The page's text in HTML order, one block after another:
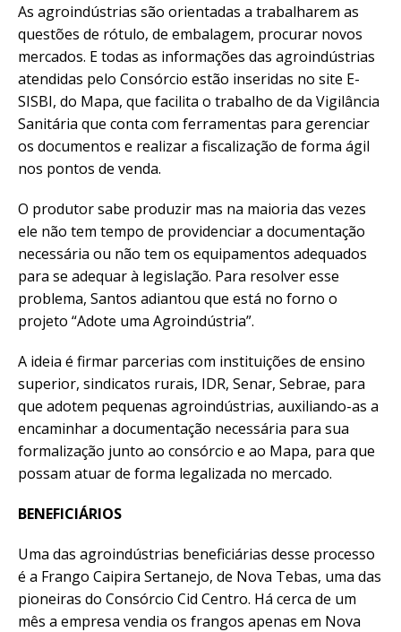
As agroindústrias são orientadas a trabalharem as
questões de rótulo, de embalagem, procurar novos
mercados. E todas as informações das agroindústrias
atendidas pelo Consórcio estão inseridas no site E-
SISBI, do Mapa, que facilita o trabalho de da Vigilância
Sanitária que conta com ferramentas para gerenciar
os documentos e realizar a fiscalização de forma ágil
nos pontos de venda.
O produtor sabe produzir mas na maioria das vezes
ele não tem tempo de providenciar a documentação
necessária ou não tem os equipamentos adequados
para se adequar à legislação. Para resolver esse
problema, Santos adiantou que está no forno o
projeto “Adote uma Agroindústria”.
A ideia é firmar parcerias com instituições de ensino
superior, sindicatos rurais, IDR, Senar, Sebrae, para
que adotem pequenas agroindústrias, auxiliando-as a
encaminhar a documentação necessária para sua
formalização junto ao consórcio e ao Mapa, para que
possam atuar de forma legalizada no mercado.
BENEFICIÁRIOS
Uma das agroindústrias beneficiárias desse processo
é a Frango Caipira Sertanejo, de Nova Tebas, uma das
pioneiras do Consórcio Cid Centro. Há cerca de um
mês a empresa vendia os frangos apenas em Nova